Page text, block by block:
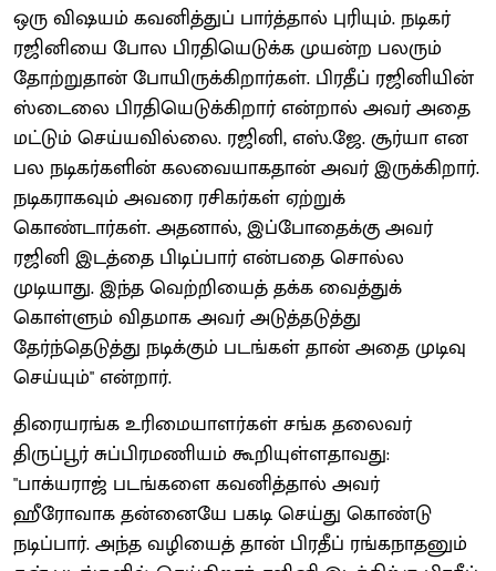
ஒரு விஷயம் கவனித்துப் பார்த்தால் புரியும். நடிகர்
ரஜினியை போல பிரதியெடுக்க முயன்ற பலரும்
தோற்றுதான் போயிருக்கிறார்கள். பிரதீப் ரஜினியின்
ஸ்டைலை பிரதியெடுக்கிறார் என்றால் அவர் அதை
மட்டும் செய்யவில்லை. ரஜினி, எஸ்.ஜே. சூர்யா என
பல நடிகர்களின் கலவையாகதான் அவர் இருக்கிறார்.
நடிகராகவும் அவரை ரசிகர்கள் ஏற்றுக்
கொண்டார்கள். அதனால், இப்போதைக்கு அவர்
ரஜினி இடத்தை பிடிப்பார் என்பதை சொல்ல
முடியாது. இந்த வெற்றியைத் தக்க வைத்துக்
கொள்ளும் விதமாக அவர் அடுத்தடுத்து
தேர்ந்தெடுத்து நடிக்கும் படங்கள் தான் அதை முடிவு
செய்யும்" என்றார்.
திரையரங்க உரிமையாளர்கள் சங்க தலைவர்
திருப்பூர் சுப்பிரமணியம் கூறியுள்ளதாவது:
"பாக்யராஜ் படங்களை கவனித்தால் அவர்
ஹீரோவாக தன்னையே பகடி செய்து கொண்டு
நடிப்பார். அந்த வழியைத் தான் பிரதீப் ரங்கநாதனும்